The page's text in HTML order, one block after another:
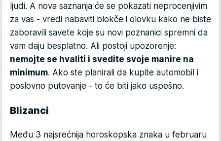
ljudi. A nova saznanja će se pokazati neprocenjivim
za vas - vredi nabaviti blokče i olovku kako ne biste
zaboravili savete koje su novi poznanici spremni da
vam daju besplatno. Ali postoji upozorenje:
nemojte se hvaliti i svedite svoje manire na
minimum. Ako ste planirali da kupite automobil i
poslovno putovanje - to će biti jako uspešno.
Blizanci
Među 3 najsrećnija horoskopska znaka u februaru